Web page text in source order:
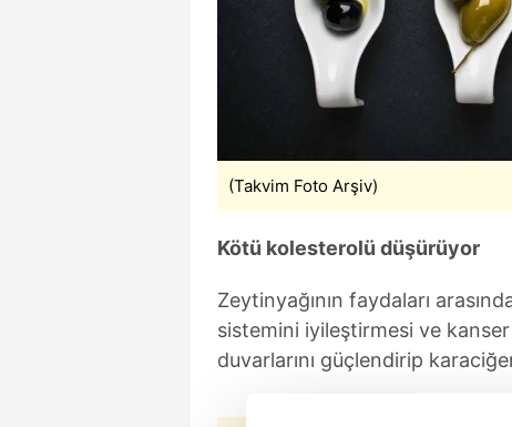
(Takvim Foto Arşiv)
Kötü kolesterolü düşürüyor
Zeytinyağının faydaları
sistemini iyileştirmesi ve kanser
duvarlarını güçlendirip